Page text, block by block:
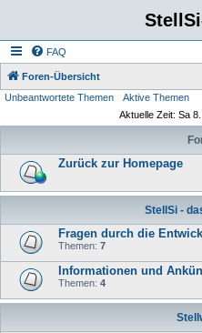
FAQ
Foren-Übersicht
Unbeantwortete Themen
Aktive Themen
Aktuelle Zeit: Sa
Zurück zur Homepage
StellSi -
Fragen durch die
Themen: 7
Informationen und
Themen: 4